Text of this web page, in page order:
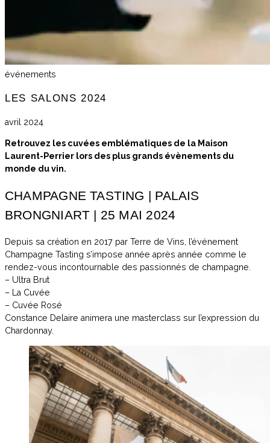
événements
LES SALONS 2024
avril 2024
Retrouvez les cuvées emblématiques de la Maison
Laurent-Perrier lors des plus grands évènements du
monde du vin.
CHAMPAGNE TASTING | PALAIS
BRONGNIART | 25 MAI 2024
Depuis sa création en 2017 par Terre de Vins, l’événement
Champagne Tasting s’impose année après année comme le
rendez-vous incontournable des passionnés de champagne.
– Ultra Brut
– La Cuvée
– Cuvée Rosé
Constance Delaire animera une masterclass sur l’expression du
Chardonnay.